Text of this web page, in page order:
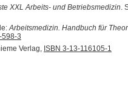
XXL Arbeits- und Betriebsmedizin.
Arbeitsmedizin. Handbuch für
598-3
Verlag, ISBN 3-13-116105-1